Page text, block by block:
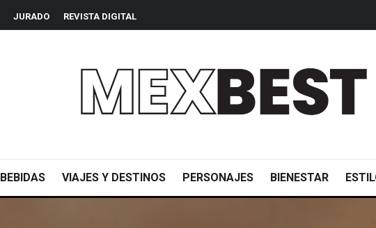
JURADO REVISTA DIGITAL
BEBIDAS VIAJES Y DESTINOS PERSONAJES BIENESTAR